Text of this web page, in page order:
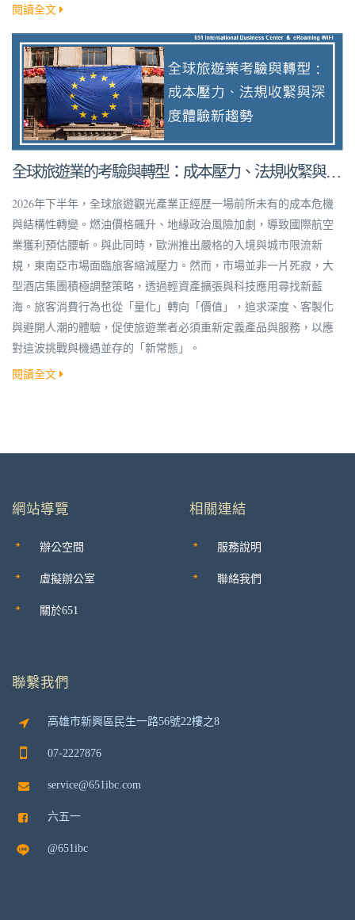
閱讀全文
全球旅遊業的考驗與轉型：成本壓力、法規收緊與深
度體驗新趨勢
2026年下半年，全球旅遊觀光產業正經歷一場前所未有的成本危機
與結構性轉變。燃油價格飆升、地緣政治風險加劇，導致國際航空
業獲利預估腰斬。與此同時，歐洲推出嚴格的入境與城市限流新
規，東南亞市場面臨旅客縮減壓力。然而，市場並非一片死寂，大
型酒店集團積極調整策略，透過輕資產擴張與科技應用尋找新藍
海。旅客消費行為也從「量化」轉向「價值」，追求深度、客製化
與避開人潮的體驗，促使旅遊業者必須重新定義產品與服務，以應
對這波挑戰與機遇並存的「新常態」。
閱讀全文
網站導覽
辦公空間
虛擬辦公室
關於651
相關連結
服務說明
聯絡我們
聯繫我們
高雄市新興區民生一路56號22樓之8
07-2227876
service@651ibc.com
六五一
@651ibc